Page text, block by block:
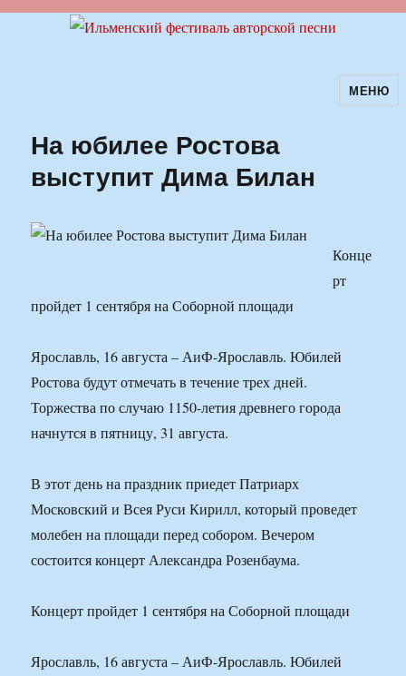
Ильменский фестиваль авторскойМЕНЮ
На юбилее Ростова
выступит Дима Билан
Конце
рт
пройдет 1 сентября на Соборной площади
Ярославль, 16 августа – АиФ-Ярославль. Юбилей
Ростова будут отмечать в течение трех дней.
Торжества по случаю 1150-летия древнего города
начнутся в пятницу, 31 августа.
В этот день на праздник приедет Патриарх
Московский и Всея Руси Кирилл, который проведет
молебен на площади перед собором. Вечером
состоится концерт Александра Розенбаума.
Концерт пройдет 1 сентября на Соборной площади
Ярославль, 16 августа – АиФ-Ярославль. Юбилей